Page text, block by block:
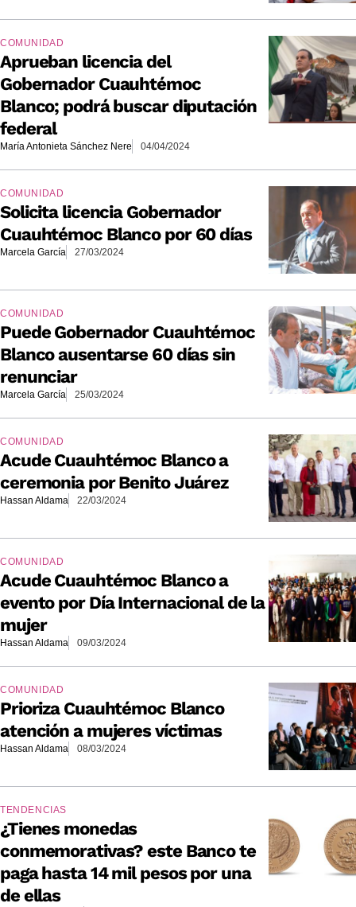
COMUNIDAD
Aprueban licencia del
Gobernador Cuauhtémoc
Blanco; podrá buscar diputación
federal
María Antonieta Sánchez Nere 04/04/2024
COMUNIDAD
Solicita licencia Gobernador
Cuauhtémoc Blanco por 60 días
Marcela García 27/03/2024
COMUNIDAD
Puede Gobernador Cuauhtémoc
Blanco ausentarse 60 días sin
renunciar
Marcela García 25/03/2024
COMUNIDAD
Acude Cuauhtémoc Blanco a
ceremonia por Benito Juárez
Hassan Aldama 22/03/2024
COMUNIDAD
Acude Cuauhtémoc Blanco a
evento por Día Internacional de la
mujer
Hassan Aldama 09/03/2024
COMUNIDAD
Prioriza Cuauhtémoc Blanco
atención a mujeres víctimas
Hassan Aldama 08/03/2024
TENDENCIAS
¿Tienes monedas
conmemorativas? este Banco te
paga hasta 14 mil pesos por una
de ellas